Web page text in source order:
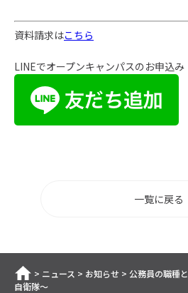
資料請求はこちら
LINEでオープンキャンパスのお申込み
一覧に戻る
ホーム
> ニュース > お知らせ > 公務員の職種
自衛隊～